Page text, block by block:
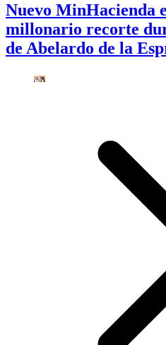
Nuevo MinHacienda
millonario recorte
de Abelardo de la